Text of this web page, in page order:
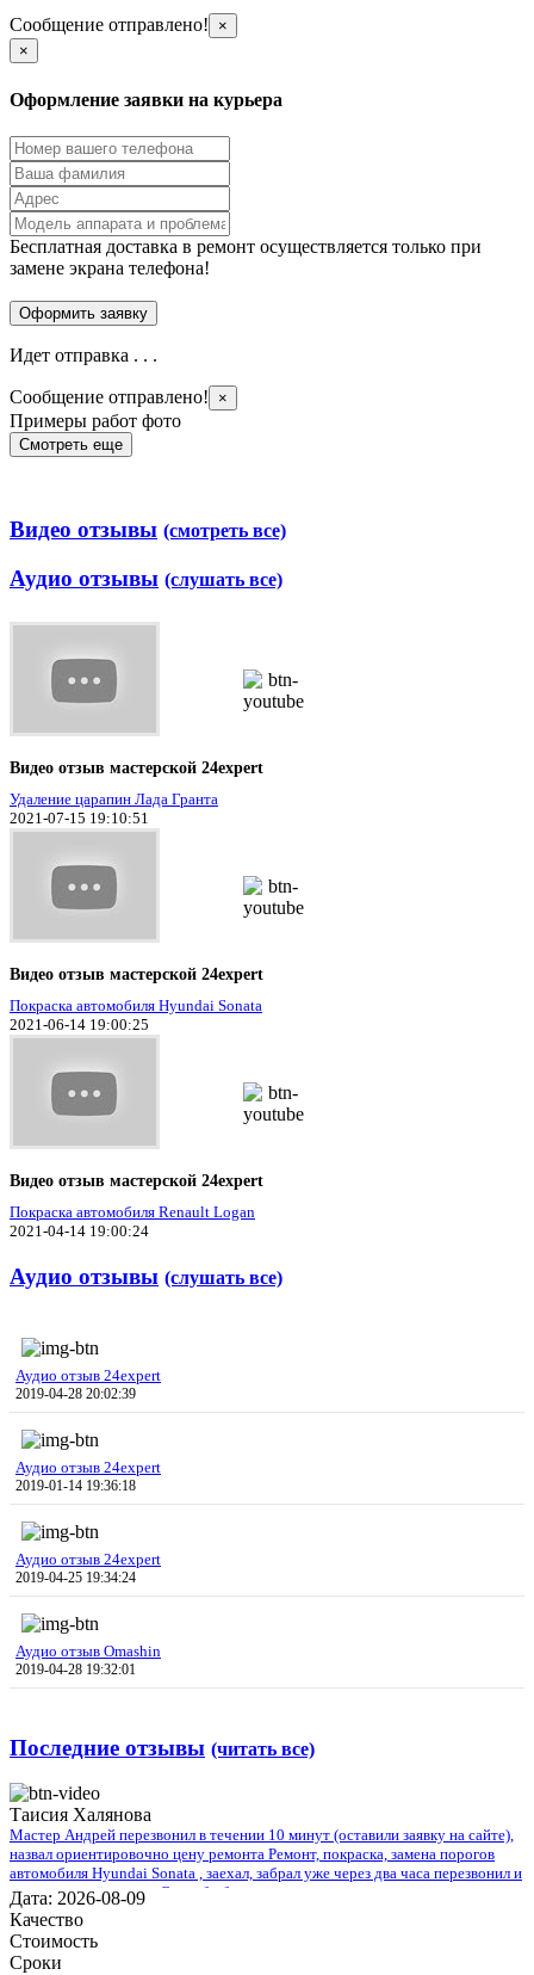
Сообщение отправлено!
×
×
Оформление заявки на курьера
Бесплатная доставка в ремонт осуществляется только при
замене экрана телефона!
Идет отправка . . .
Сообщение отправлено! ×
Примеры работ фото
Смотреть еще
Видео отзывы (смотреть все)
Аудио отзывы (слушать все)
Видео отзыв мастерской 24expert
Удаление царапин Лада Гранта
2021-07-15 19:10:51
Видео отзыв мастерской 24expert
Покраска автомобиля Hyundai Sonata
2021-06-14 19:00:25
Видео отзыв мастерской 24expert
Покраска автомобиля Renault Logan
2021-04-14 19:00:24
Аудио отзывы (слушать все)
Аудио отзыв 24expert
2019-04-28 20:02:39
Аудио отзыв 24expert
2019-01-14 19:36:18
Аудио отзыв 24expert
2019-04-25 19:34:24
Аудио отзыв Omashin
2019-04-28 19:32:01
Последние отзывы (читать все)
Таисия Халянова
Мастер Андрей перезвонил в течении 10 минут (оставили заявку на сайте),
назвал ориентировочно цену ремонта Ремонт, покраска, замена порогов
автомобиля Hyundai Sonata , заехал, забрал уже через два часа перезвонил и
сказал что всё готово. Спасибо большое.
Дата: 2026-08-09
Качество
Стоимость
Сроки